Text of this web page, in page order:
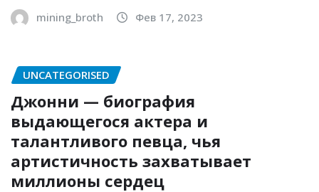
mining_broth Фев 17, 2023
UNCATEGORISED
Джонни — биография
выдающегося актера и
талантливого певца, чья
артистичность захватывает
миллионы сердец